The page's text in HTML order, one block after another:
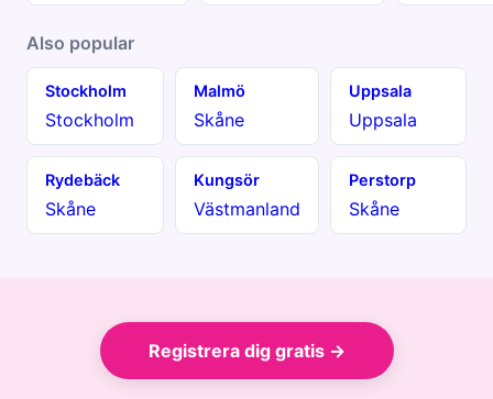
Also popular
Stockholm
Stockholm
Malmö
Skåne
Uppsala
Uppsala
Rydebäck
Skåne
Kungsör
Västmanland
Perstorp
Skåne
Registrera dig gratis →